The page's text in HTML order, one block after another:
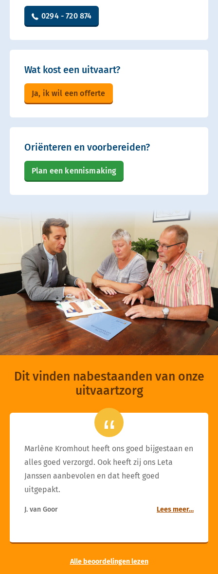
0294 - 720 874
Wat kost een uitvaart?
Ja, ik wil een offerte
Oriënteren en voorbereiden?
Plan een kennismaking
Dit vinden nabestaanden van onze
uitvaartzorg
Marlène Kromhout heeft ons goed bijgestaan en
alles goed verzorgd. Ook heeft zij ons Leta
Janssen aanbevolen en dat heeft goed
uitgepakt.
J. van Goor Lees meer…
Alle beoordelingen lezen